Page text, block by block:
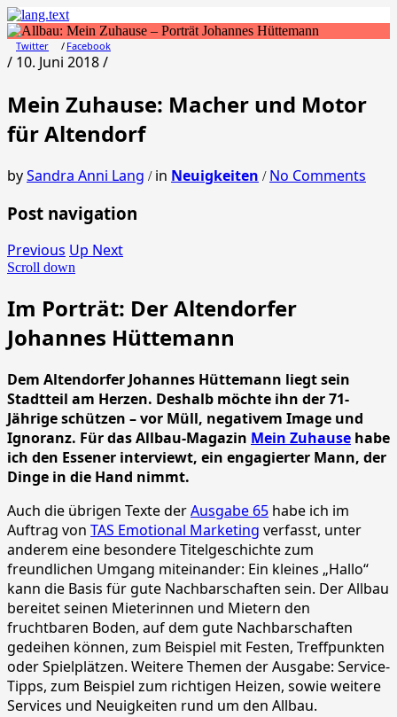
Twitter Facebook
/ 10. Juni 2018 /
Mein Zuhause: Macher und Motor
für Altendorf
bySandra Anni Lang / in Neuigkeiten / No Comments
Post navigation
Previous Up Next
Scroll down
Im Porträt: Der Altendorfer
Johannes Hüttemann
Dem Altendorfer Johannes Hüttemann liegt sein
Stadtteil am Herzen. Deshalb möchte ihn der 71-
Jährige schützen – vor Müll, negativem Image und
Ignoranz. Für das Allbau-Magazin Mein Zuhause habe
ich den Essener interviewt, ein engagierter Mann, der
Dinge in die Hand nimmt.
Auch die übrigen Texte derAusgabe 65 habe ich im
Auftrag von TAS Emotional Marketing verfasst, unter
anderem eine besondere Titelgeschichte zum
freundlichen Umgang miteinander: Ein kleines „Hallo“
kann die Basis für gute Nachbarschaften sein. Der Allbau
bereitet seinen Mieterinnen und Mietern den
fruchtbaren Boden, auf dem gute Nachbarschaften
gedeihen können, zum Beispiel mit Festen, Treffpunkten
oder Spielplätzen. Weitere Themen der Ausgabe: Service-
Tipps, zum Beispiel zum richtigen Heizen, sowie weitere
Services und Neuigkeiten rund um den Allbau.